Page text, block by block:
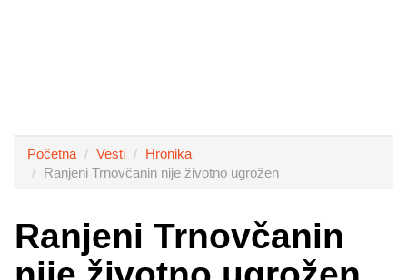
Početna Vesti
Hronika
Ranjeni Trnovčanin nije životno ugrožen
Ranjeni Trnovčanin